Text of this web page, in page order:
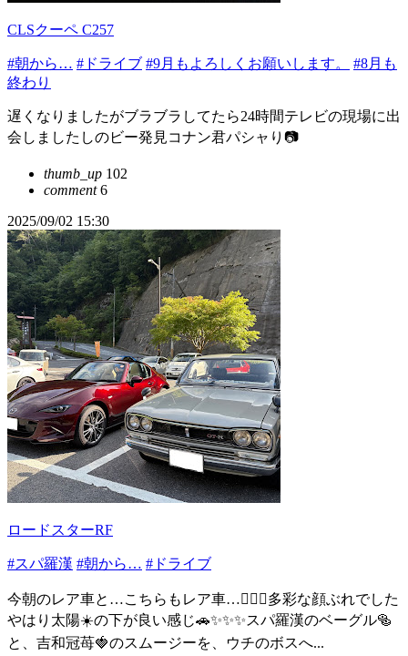
CLSクーペ C257
#朝から… #ドライブ #9月もよろしくお願いします。
#8月も
終わり
遅くなりましたがブラブラしてたら24時間テレビの現場に出
会しましたしのビー発見コナン君パシャり📷
thumb_up 102
comment6
2025/09/02 15:30
ロードスターRF
#スパ羅漢 #朝から… #ドライブ
今朝のレア車と…こちらもレア車…👍🏻✨多彩な顔ぶれでした
やはり太陽☀️の下が良い感じ🚗✨✨✨スパ羅漢のベーグル🥯
と、吉和冠苺🍓のスムージーを、ウチのボスへ...